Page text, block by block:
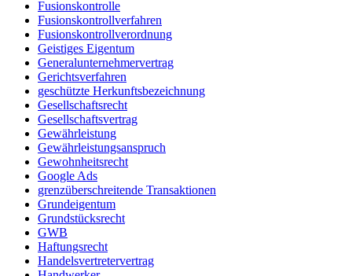
Fusionskontrolle
Fusionskontrollverfahren
Fusionskontrollverordnung
Geistiges Eigentum
Generalunternehmervertrag
Gerichtsverfahren
geschützte Herkunftsbezeichnung
Gesellschaftsrecht
Gesellschaftsvertrag
Gewährleistung
Gewährleistungsanspruch
Gewohnheitsrecht
Google Ads
grenzüberschreitende Transaktionen
Grundeigentum
Grundstücksrecht
GWB
Haftungsrecht
Handelsvertretervertrag